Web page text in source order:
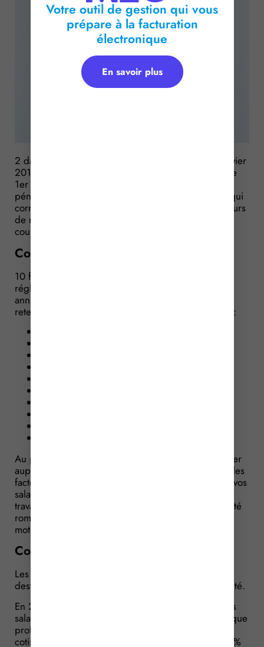
2 dates butoir sont à noter au cours du mois de janvier
2017 concernant la gestion du compte pénibilité : le
1er janvier qui voit la mise en place de la cotisation
pénibilité pour toutes les entreprises, le 31 janvier qui
correspond à la date limite de déclaration des facteurs
de risque d’exposition à la pénibilité des salariés au
cours de l’année 2016.
Compte de pénibilité : une déclaration
10 facteurs de pénibilité sont recensés par la
réglementation qui définit les seuils, appréciés
annuellement, au-delà desquels la pénibilité est
retenue et permet d’acquérir des points. Sont visés :
Au plus tard au 31 janvier 2017, vous devrez déclarer
auprès de la caisse nationale d’assurance vieillesse les
facteurs d’exposition aux risques professionnels de vos
salariés. Cette déclaration concerne les contrats de
travail en cours au 31 janvier 2016 et ceux qui ont été
rompu au cours de l’année 2016 (quel que soit le
motif).
Compte pénibilité : un coût
Les entreprises sont tenues de payer une cotisation
destinée à financer le compte personnel de pénibilité.
En 2016, seules les entreprises qui employaient des
salariés effectivement exposés à des facteurs de risque
professionnel étaient tenues au paiement d’une
cotisation : le taux de cette cotisation était fixé à 0,1 %
Votre outil de gestion qui vous
prépare à la facturation
électronique
En savoir plus